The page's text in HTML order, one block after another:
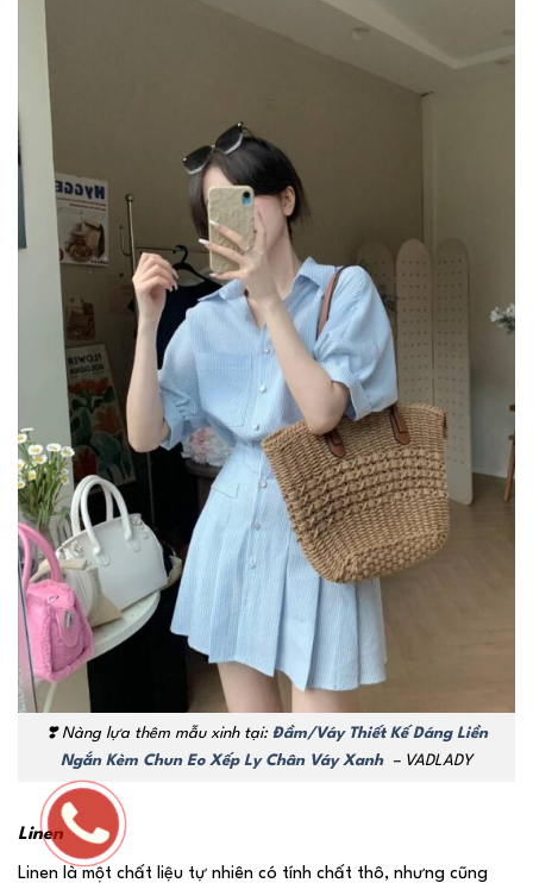
❣️ Nàng lựa thêm mẫu xinh tại: Đầm/Váy Thiết Kế Dáng Liền
Ngắn Kèm Chun Eo Xếp Ly Chân Váy Xanh
– VADLADY
Linen
Linen là một chất liệu tự nhiên có tính chất thô, nhưng cũng